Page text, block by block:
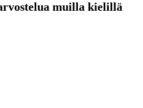
muilla kielillä